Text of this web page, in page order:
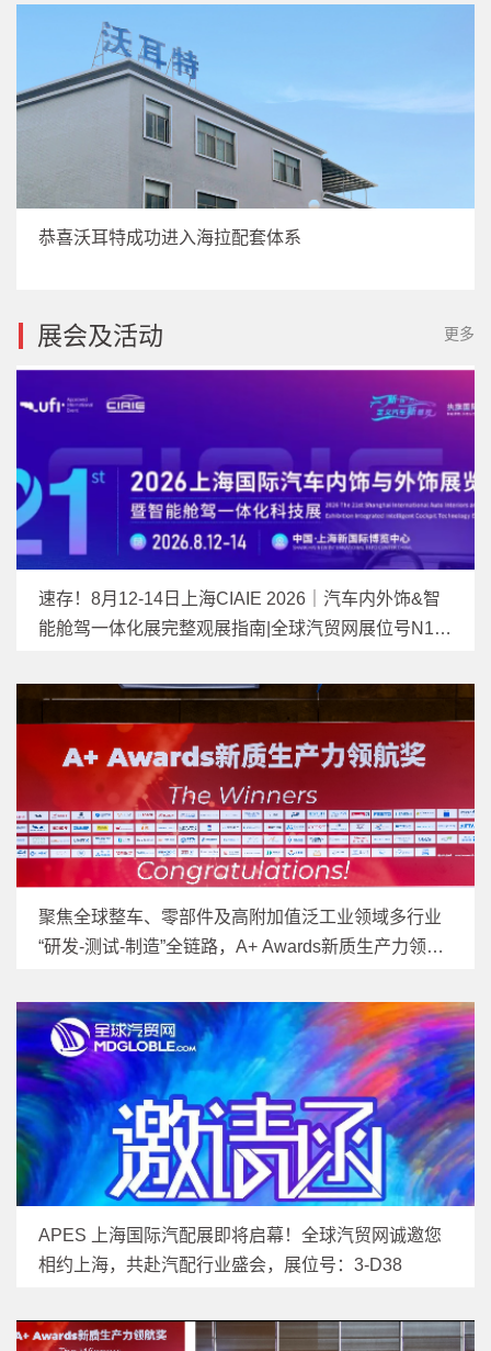
恭喜沃耳特成功进入海拉配套体系
展会及活动 更多
速存！8月12-14日上海CIAIE 2026｜汽车内外饰&智
能舱驾一体化展完整观展指南|全球汽贸网展位号N1馆
聚焦全球整车、零部件及高附加值泛工业领域多行业
“研发-测试-制造”全链路，A+ Awards新质生产力领航
APES 上海国际汽配展即将启幕！全球汽贸网诚邀您
相约上海，共赴汽配行业盛会，展位号：3-D38